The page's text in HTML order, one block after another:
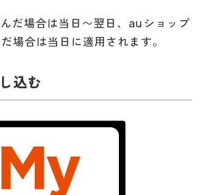
だ場合は当日〜翌日、auショップ
場合は当日に適用されます。
込む